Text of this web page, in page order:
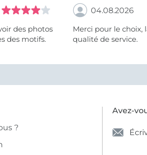
des photos
des motifs.
04.08.2026
Merci pour le choix, la rapidité, la
qualité de service.
?
Avez-